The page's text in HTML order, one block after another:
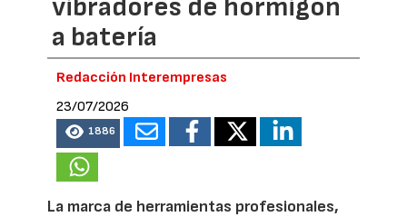
vibradores de hormigón
a batería
Redacción Interempresas
23/07/2026
1886
La marca de herramientas profesionales,